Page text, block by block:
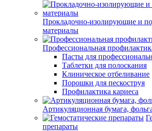
Прокладочно-изолирующие и
материалы
Профессиональная
Пасты для
Таблетки для полоскания
Клиническое отбеливание
Порошки для пескоструя
Профилактика кариеса
Артикуляционная бумага,
препараты